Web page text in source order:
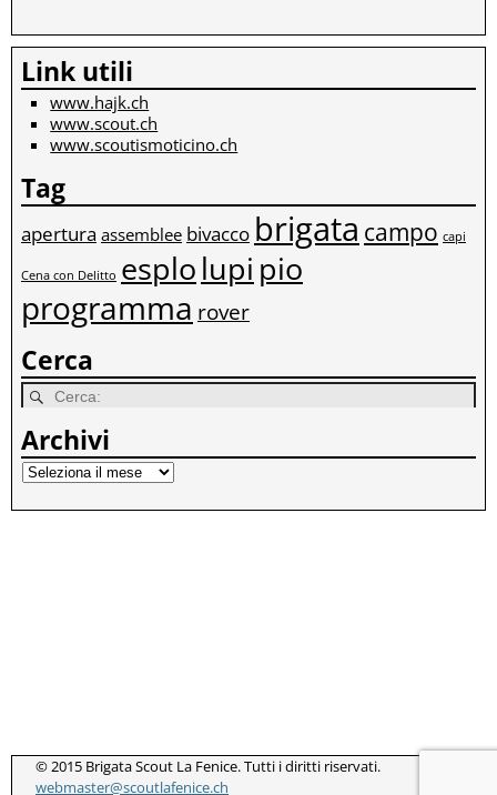
Link utili
www.hajk.ch
www.scout.ch
www.scoutismoticino.ch
Tag
apertura assemblee bivacco brigata campo capi
Cena con Delitto esplolupi pio
programma rover
Cerca
Archivi
© 2015 Brigata Scout La Fenice. Tutti i diritti riservati.
webmaster@scoutlafenice.ch